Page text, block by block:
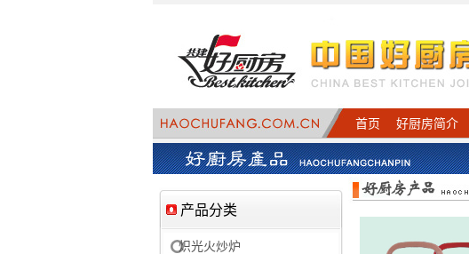
首页 好厨房简介
产品分类
炽光火炒炉